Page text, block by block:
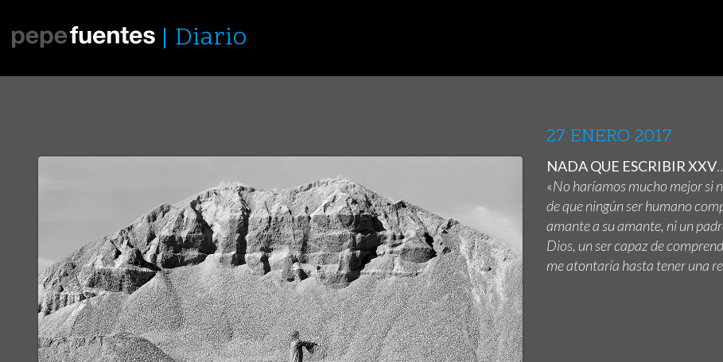
Diario
27 ENERO 2017
NADA QUE ESCRIBIR XXV
«No haríamos mucho mejor si
de que ningún ser humano
amante a su amante, ni un
Dios, un ser capaz de
me atontaría hasta tener una